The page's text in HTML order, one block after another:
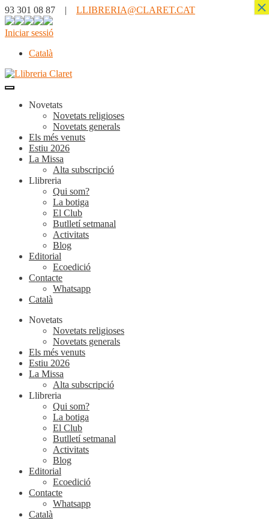
93 301 08 87 | LLIBRERIA@CLARET.CAT
Iniciar sessió
Català
Novetats
Novetats religioses
Novetats generals
Els més venuts
Estiu 2026
La Missa
Alta subscripció
Llibreria
Qui som?
La botiga
El Club
Butlletí setmanal
Activitats
Blog
Editorial
Ecoedició
Contacte
Whatsapp
Català
Novetats
Novetats religioses
Novetats generals
Els més venuts
Estiu 2026
La Missa
Alta subscripció
Llibreria
Qui som?
La botiga
El Club
Butlletí setmanal
Activitats
Blog
Editorial
Ecoedició
Contacte
Whatsapp
Català
×